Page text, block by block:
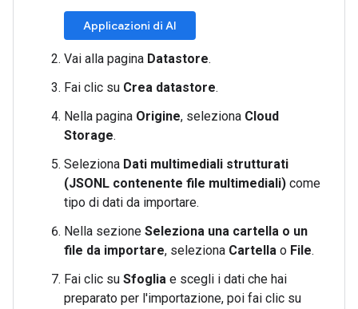
Applicazioni di AI
Vai alla pagina Datastore.
Fai clic su Crea datastore.
Nella pagina Origine, seleziona Cloud
Storage.
Seleziona Dati multimediali strutturati
(JSONL contenente file multimediali) come
tipo di dati da importare.
Nella sezione Seleziona una cartella o un
file da importare, seleziona Cartella o File.
Fai clic su Sfoglia e scegli i dati che hai
preparato per l'importazione, poi fai clic su